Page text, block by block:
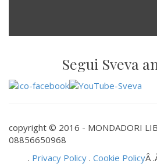
Segui Sveva
copyright © 2016 - MONDADORI
08856650968
. Privacy Policy . Cookie PolicyÂ